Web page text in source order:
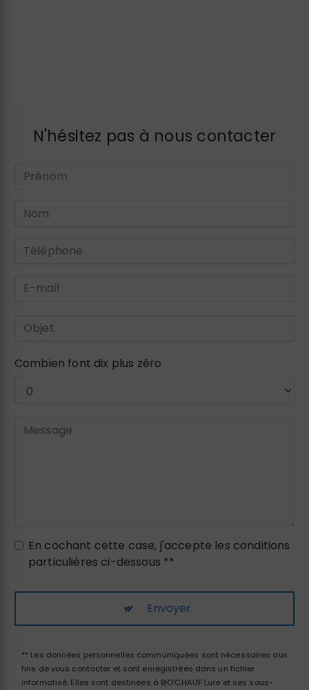
N'hésitez pas à nous contacter
Combien font dix plus zéro
En cochant cette case, j'accepte les conditions
particulières ci-dessous **
Envoyer
** Les données personnelles communiquées sont nécessaires aux
fins de vous contacter et sont enregistrées dans un fichier
informatisé. Elles sont destinées à BIO'CHAUF Lure et ses sous-